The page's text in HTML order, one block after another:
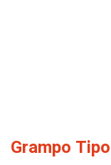
Grampo